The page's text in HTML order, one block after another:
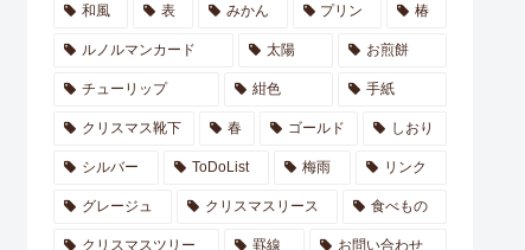
和風 表 みかん プリン 椿
ルノルマンカード 太陽 お煎餅
チューリップ 紺色 手紙
クリスマス靴下 春 ゴールド しおり
シルバー ToDoList 梅雨 リンク
グレージュ クリスマスリース 食べもの
クリスマスツリー 罫線 お問い合わせ